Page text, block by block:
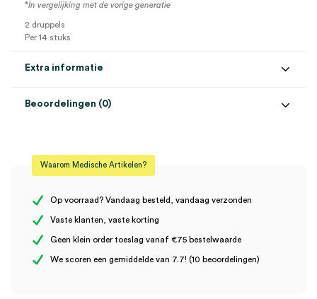
*In vergelijking met de vorige generatie
2 druppels
Per 14 stuks
Extra informatie
Model inlegger
Steriel
Beoordelingen (0)
Er zijn nog geen beoordelingen.
(14)” te beoordelen
Waarom Medische Artikelen?
Op voorraad? Vandaag besteld, vandaag verzonden
Vaste klanten, vaste korting
Geen klein order toeslag vanaf €75 bestelwaarde
We scoren een gemiddelde van 7.7! (10 beoordelingen)